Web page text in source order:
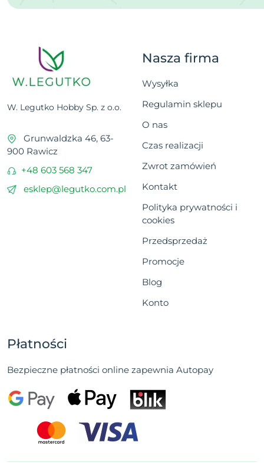
W. Legutko Hobby Sp. z o.o.
Grunwaldzka 46, 63-
900 Rawicz
+48 603 568 347
esklep@legutko.com.pl
Nasza firma
Wysyłka
Regulamin sklepu
O nas
Czas realizacji
Zwrot zamówień
Kontakt
Polityka prywatności i
cookies
Przedsprzedaż
Promocje
Blog
Konto
Płatności
Bezpieczne płatności online zapewnia Autopay